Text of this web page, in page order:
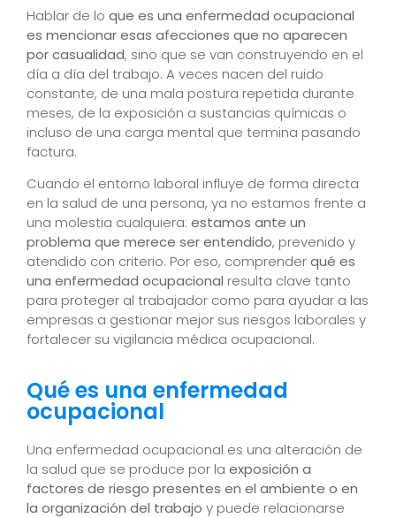
Hablar de lo que es una enfermedad ocupacional
es mencionar esas afecciones que no aparecen
por casualidad, sino que se van construyendo en el
día a día del trabajo. A veces nacen del ruido
constante, de una mala postura repetida durante
meses, de la exposición a sustancias químicas o
incluso de una carga mental que termina pasando
factura.
Cuando el entorno laboral influye de forma directa
en la salud de una persona, ya no estamos frente a
una molestia cualquiera: estamos ante un
problema que merece ser entendido, prevenido y
atendido con criterio. Por eso, comprenderqué es
una enfermedad ocupacional resulta clave tanto
para proteger al trabajador como para ayudar a las
empresas a gestionar mejor sus riesgos laborales y
fortalecer su vigilancia médica ocupacional.
Qué es una enfermedad
ocupacional
Una enfermedad ocupacional es una alteración de
la salud que se produce por la exposición a
factores de riesgo presentes en el ambiente o en
la organización del trabajo y puede relacionarse